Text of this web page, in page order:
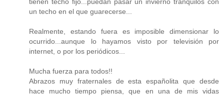
tienen techo fijo...puedan pasar un invierno tranquilos con
un techo en el que guarecerse...
Realmente, estando fuera es imposible dimensionar lo
ocurrido...aunque lo hayamos visto por televisión por
internet, o por los periódicos...
Mucha fuerza para todos!!
Abrazos muy fraternales de esta españolita que desde
hace mucho tiempo piensa, que en una de mis vidas